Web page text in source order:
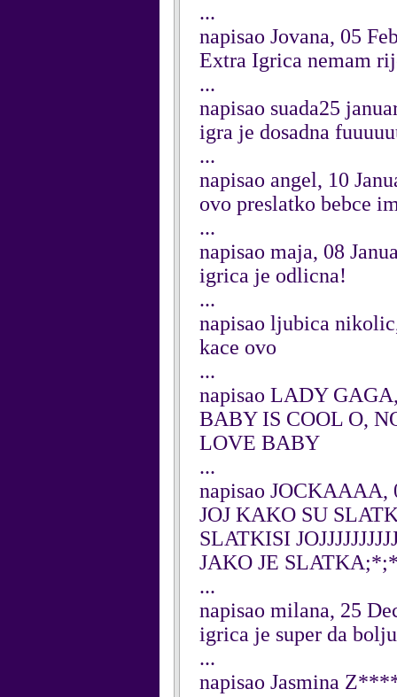
...
napisao Jovana, 05
Extra Igrica nemam
...
napisao suada25
igra je dosadna
...
napisao angel, 10
ovo preslatko bebce
...
napisao maja, 08
igrica je odlicna!
...
napisao ljubica
kace ovo
...
napisao LADY
BABY IS COOL O,
LOVE BABY
...
napisao JOCKAAAA,
JOJ KAKO SU
SLATKISI
JAKO JE
...
napisao milana, 25
igrica je super da
...
napisao Jasmina